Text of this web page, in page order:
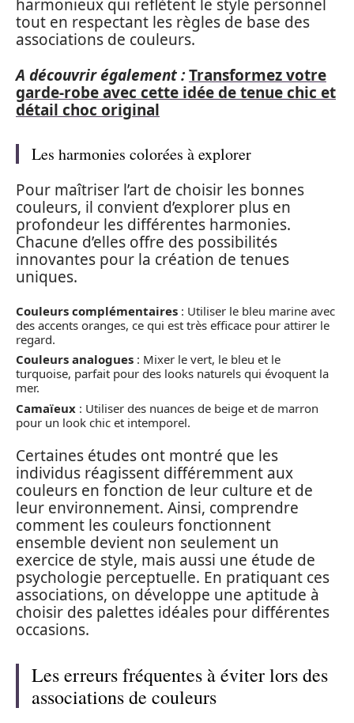
harmonieux qui reflètent le style personnel
tout en respectant les règles de base des
associations de couleurs.
A découvrir également :Transformez votre
garde-robe avec cette idée de tenue chic et
détail choc original
Les harmonies colorées à explorer
Pour maîtriser l’art de choisir les bonnes
couleurs, il convient d’explorer plus en
profondeur les différentes harmonies.
Chacune d’elles offre des possibilités
innovantes pour la création de tenues
uniques.
Couleurs complémentaires : Utiliser le bleu marine avec
des accents oranges, ce qui est très efficace pour attirer le
regard.
Couleurs analogues : Mixer le vert, le bleu et le
turquoise, parfait pour des looks naturels qui évoquent la
mer.
Camaïeux : Utiliser des nuances de beige et de marron
pour un look chic et intemporel.
Certaines études ont montré que les
individus réagissent différemment aux
couleurs en fonction de leur culture et de
leur environnement. Ainsi, comprendre
comment les couleurs fonctionnent
ensemble devient non seulement un
exercice de style, mais aussi une étude de
psychologie perceptuelle. En pratiquant ces
associations, on développe une aptitude à
choisir des palettes idéales pour différentes
occasions.
Les erreurs fréquentes à éviter lors des
associations de couleurs